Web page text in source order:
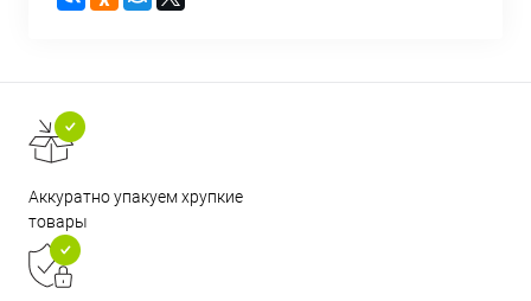
Аккуратно упакуем хрупкие
товары